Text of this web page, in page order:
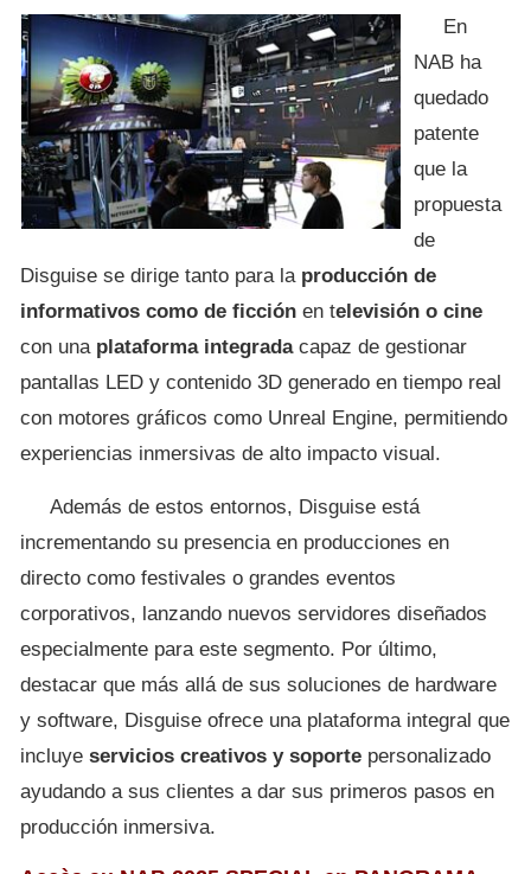
En
NAB ha
quedado
patente
que la
propuesta
de
Disguise se dirige tanto para la producción de
informativos como de ficción en televisión o cine
con una plataforma integrada capaz de gestionar
pantallas LED y contenido 3D generado en tiempo real
con motores gráficos como Unreal Engine, permitiendo
experiencias inmersivas de alto impacto visual.
Además de estos entornos, Disguise está
incrementando su presencia en producciones en
directo como festivales o grandes eventos
corporativos, lanzando nuevos servidores diseñados
especialmente para este segmento. Por último,
destacar que más allá de sus soluciones de hardware
y software, Disguise ofrece una plataforma integral que
incluye servicios creativos y soporte personalizado
ayudando a sus clientes a dar sus primeros pasos en
producción inmersiva.